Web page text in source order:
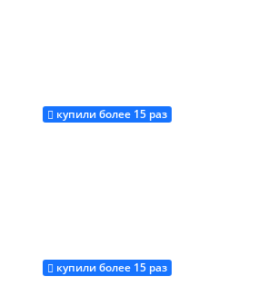
Купить
купили более 15 раз
Купить
купили более 15 раз